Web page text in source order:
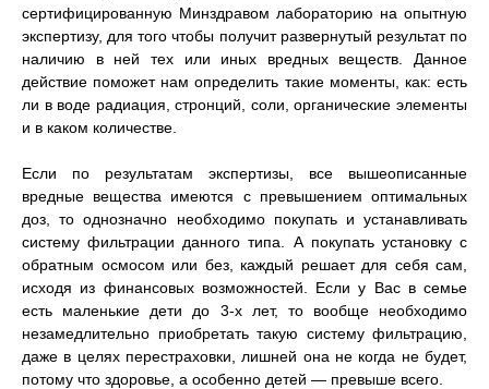
сертифицированную Минздравом лабораторию на опытную
экспертизу, для того чтобы получит развернутый результат по
наличию в ней тех или иных вредных веществ. Данное
действие поможет нам определить такие моменты, как: есть
ли в воде радиация, стронций, соли, органические элементы
и в каком количестве.
Если по результатам экспертизы, все вышеописанные
вредные вещества имеются с превышением оптимальных
доз, то однозначно необходимо покупать и устанавливать
систему фильтрации данного типа. А покупать установку с
обратным осмосом или без, каждый решает для себя сам,
исходя из финансовых возможностей. Если у Вас в семье
есть маленькие дети до 3-х лет, то вообще необходимо
незамедлительно приобретать такую систему фильтрацию,
даже в целях перестраховки, лишней она не когда не будет,
потому что здоровье, а особенно детей — превыше всего.